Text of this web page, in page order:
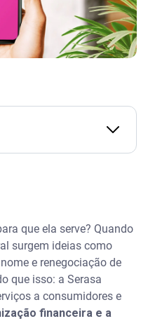
que ela serve? Quando
surgem ideias como
e renegociação de
que isso: a Serasa
a consumidores e
financeira e a